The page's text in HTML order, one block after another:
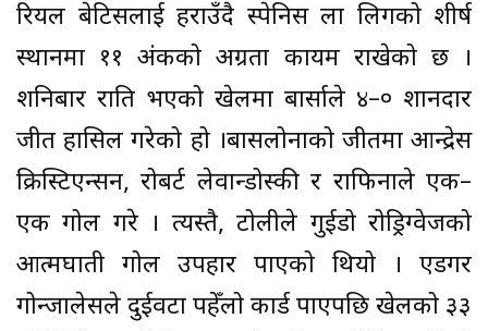
रियल बेटिसलाई हराउँदै स्पेनिस ला लिगको शीर्ष
स्थानमा ११ अंकको अग्रता कायम राखेको छ ।
शनिबार राति भएको खेलमा बार्साले ४–० शानदार
जीत हासिल गरेको हो ।बार्सिलोनाको जीतमा आन्द्रेस
क्रिस्टिएन्सन, रोबर्ट लेवान्डोस्की र राफिनाले एक–
एक गोल गरे । त्यस्तै, टोलीले गुईडो रोड्रिग्वेजको
आत्मघाती गोल उपहार पाएको थियो । एडगर
गोन्जालेसले दुईवटा पहेँलो कार्ड पाएपछि खेलको ३३